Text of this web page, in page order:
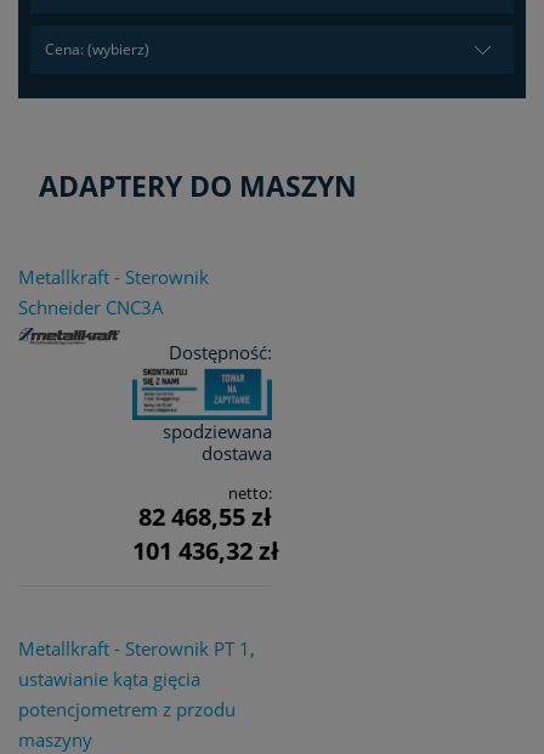
Cena: (wybierz)
ADAPTERY DO MASZYN
Metallkraft - Sterownik
Schneider CNC3A
Dostępność:
spodziewana
dostawa
netto:
82 468,55 zł
101 436,32 zł
Metallkraft - Sterownik PT 1,
ustawianie kąta gięcia
potencjometrem z przodu
maszyny